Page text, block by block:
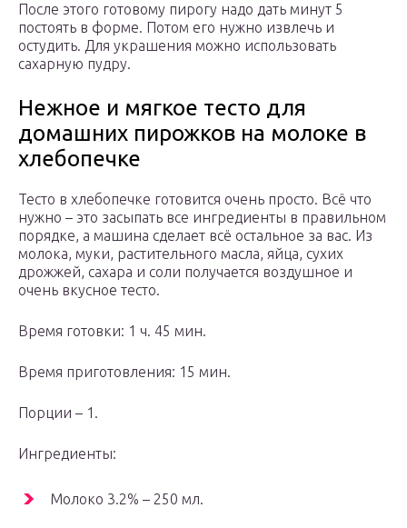
После этого готовому пирогу надо дать минут 5
постоять в форме. Потом его нужно извлечь и
остудить. Для украшения можно использовать
сахарную пудру.
Нежное и мягкое тесто для
домашних пирожков на молоке в
хлебопечке
Тесто в хлебопечке готовится очень просто. Всё что
нужно – это засыпать все ингредиенты в правильном
порядке, а машина сделает всё остальное за вас. Из
молока, муки, растительного масла, яйца, сухих
дрожжей, сахара и соли получается воздушное и
очень вкусное тесто.
Время готовки: 1 ч. 45 мин.
Время приготовления: 15 мин.
Порции – 1.
Ингредиенты:
Молоко 3.2% – 250 мл.